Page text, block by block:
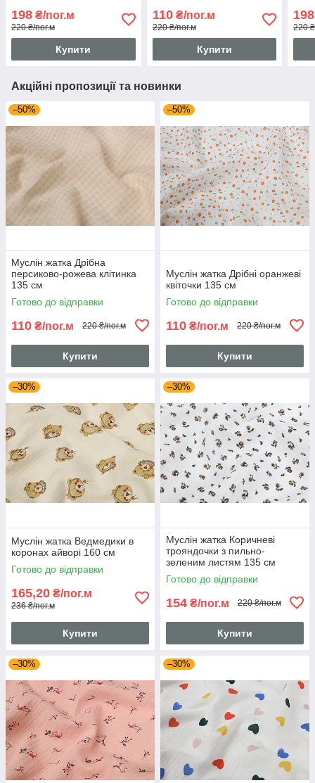
198 ₴/пог.м
220 ₴/пог.м
Купити
110₴/пог.м
220 ₴/пог.м
Купити
198
220
Акційні пропозиції та новинки
–50%
Муслін жатка Дрібна
персиково-рожева клітинка
135 см
Готово до відправки
110 ₴/пог.м 220 ₴/пог.м
Купити
–50%
Муслін жатка Дрібні оранжеві
квіточки 135 см
Готово до відправки
110 ₴/пог.м 220 ₴/пог.м
Купити
–30%
Муслін жатка Ведмедики в
коронах айворі 160 см
Готово до відправки
165,20 ₴/пог.м
236 ₴/пог.м
Купити
–30%
Муслін жатка Коричневі
трояндочки з пильно-
зеленим листям 135 см
Готово до відправки
154 ₴/пог.м 220 ₴/пог.м
Купити
–30% –30%